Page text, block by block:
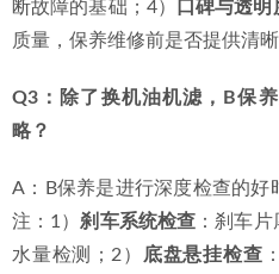
力；4）对于一些4S店建议总
维修方案。
Q2：选择奔驰专修店进行B保
资质，是否专注奔驰品牌；2）
厂培训或从业背景，行业经验
配备如奔驰XENTRY等原厂或